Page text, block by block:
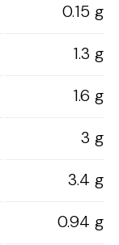
0.15 g
1.3 g
1.6 g
3 g
3.4 g
0.94 g